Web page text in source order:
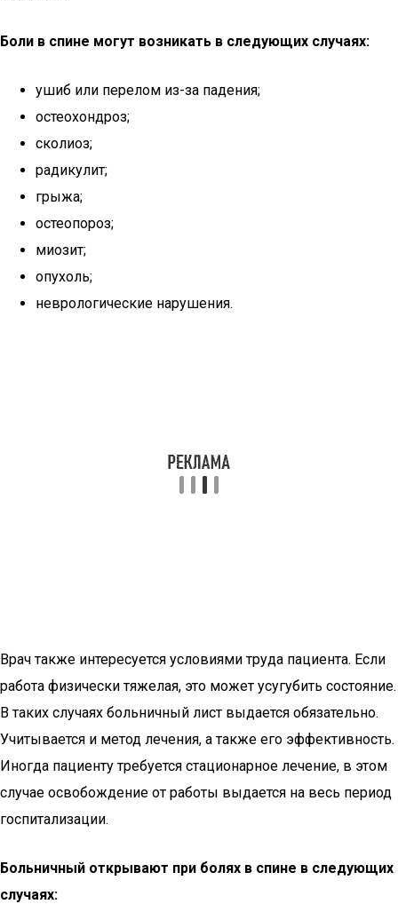
Боли в спине могут возникать в следующих случаях:
ушиб или перелом из-за падения;
остеохондроз;
сколиоз;
радикулит;
грыжа;
остеопороз;
миозит;
опухоль;
неврологические нарушения.
Врач также интересуется условиями труда пациента. Если
работа физически тяжелая, это может усугубить состояние.
В таких случаях больничный лист выдается обязательно.
Учитывается и метод лечения, а также его эффективность.
Иногда пациенту требуется стационарное лечение, в этом
случае освобождение от работы выдается на весь период
госпитализации.
Больничный открывают при болях в спине в следующих
случаях: